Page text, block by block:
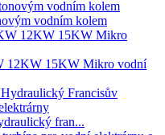
vodním kolem
12KW 15KW Mikro vodní
fran...